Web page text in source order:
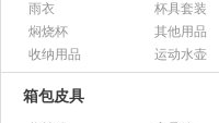
雨衣
杯具套装
焖烧杯
其他用品
收纳用品
运动水壶
箱包皮具